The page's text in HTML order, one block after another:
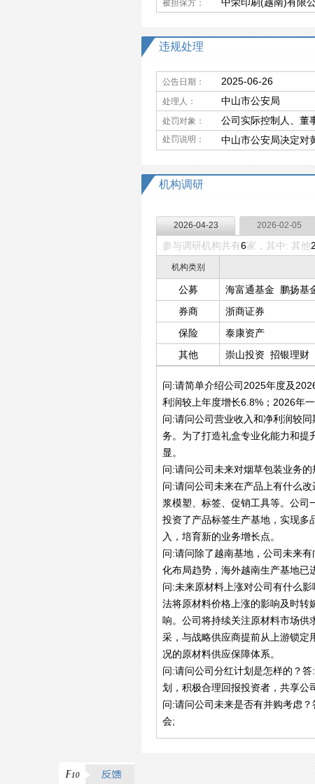
被担保方：
违规处理
公告日期： 2025-06-26
处理人： 中山市公安局
处罚对象： 公司实际控制人、董
处罚说明：
中山市公安局决定对
机构调研
2026-04-23 2026-02-05
参与调研机构共有6家，其中: 其他2
机构类别
公募 海富通基金
鹏扬基
券商
浙商证券
保险
泰康资产
其他
崇山投资 招银理财
问:请简单介绍公司2025年度及
利润较上年度增长6.8%；2026年
问:请问公司营业收入和净利润较
务。为了打造礼盒专业化能力和提
显。
问:请问公司未来对烟草包装业务
问:请问公司未来在产品上有什么
浆模塑、标签、促销工具等。公司
投资了产品标签生产基地，实现多
入，培育新的业务增长点。
问:请问除了越南基地，公司未来
化布局趋势，海外越南生产基地已
问:未来原材料上涨对公司有什么
法将原材料价格上涨的影响及时转
响。公司将持续关注原材料市场供
采，与战略供应商提前从上游锁定
况的原材料供应保障体系。
问:请问公司分红计划是怎样的？
划，积极合理回报投资者，共享公
问:请问公司未来是否有并购考虑
会;